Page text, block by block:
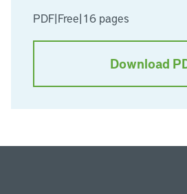
PDF|Free|16 pages
Download